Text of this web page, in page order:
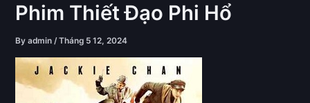
Phim Thiết Đạo Phi Hổ
Byadmin/Tháng 5 12, 2024